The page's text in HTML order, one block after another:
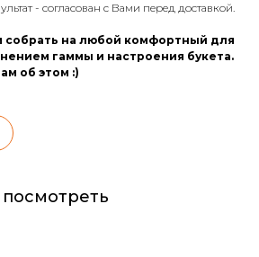
- согласован с Вами перед доставкой.
на любой комфортный для
гаммы и настроения букета.
об этом :)